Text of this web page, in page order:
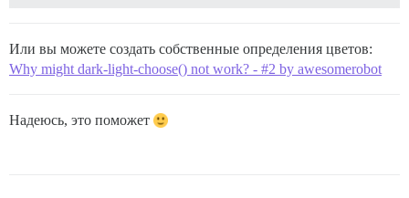
Или вы можете создать собственные определения цветов:
Why might dark-light-choose() not work? - #2 by awesomerobot
Надеюсь, это поможет